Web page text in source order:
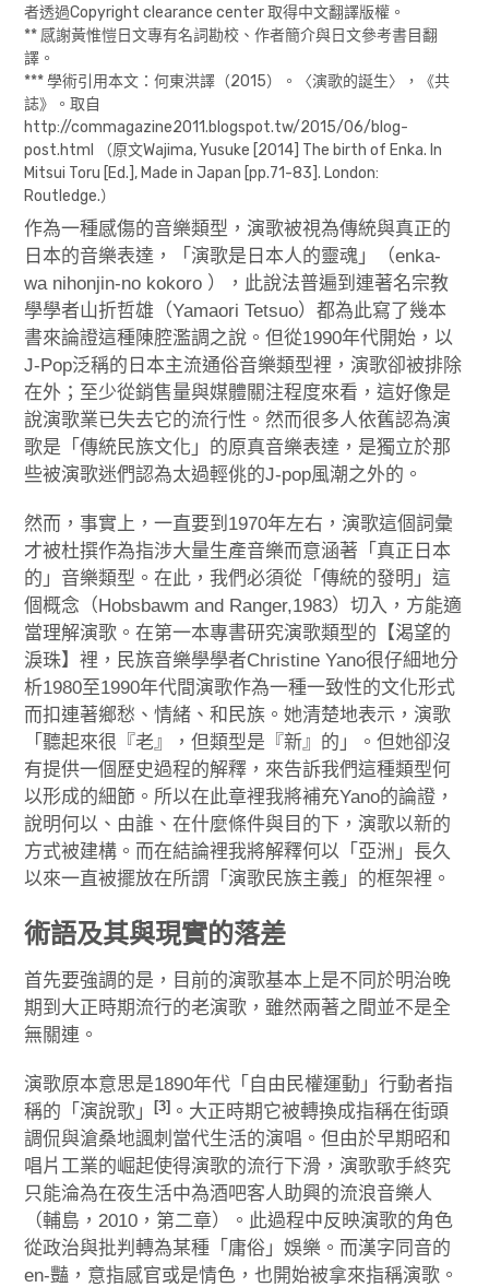
勞動誌
共誌寫手
各期目錄
索取共誌
者透過Copyright clearance center 取得中文翻譯版權。
** 感謝黃惟愷日文專有名詞勘校、作者簡介與日文參考書目翻
譯。
*** 學術引用本文：何東洪譯（2015）。〈演歌的誕生〉，《共
誌》。取自
http://commagazine2011.blogspot.tw/2015/06/blog-
post.html （原文Wajima, Yusuke [2014] The birth of Enka. In
Mitsui Toru [Ed.], Made in Japan [pp.71-83]. London:
Routledge.）
作為一種感傷的音樂類型，演歌被視為傳統與真正的
日本的音樂表達，「演歌是日本人的靈魂」（enka-
wa nihonjin-no kokoro ），此說法普遍到連著名宗教
學學者山折哲雄（Yamaori Tetsuo）都為此寫了幾本
書來論證這種陳腔濫調之說。但從1990年代開始，以
J-Pop泛稱的日本主流通俗音樂類型裡，演歌卻被排除
在外；至少從銷售量與媒體關注程度來看，這好像是
說演歌業已失去它的流行性。然而很多人依舊認為演
歌是「傳統民族文化」的原真音樂表達，是獨立於那
些被演歌迷們認為太過輕佻的J-pop風潮之外的。
然而，事實上，一直要到1970年左右，演歌這個詞彙
才被杜撰作為指涉大量生產音樂而意涵著「真正日本
的」音樂類型。在此，我們必須從「傳統的發明」這
個概念（Hobsbawm and Ranger,1983）切入，方能適
當理解演歌。在第一本專書研究演歌類型的【渴望的
淚珠】裡，民族音樂學學者Christine Yano很仔細地分
析1980至1990年代間演歌作為一種一致性的文化形式
而扣連著鄉愁、情緒、和民族。她清楚地表示，演歌
「聽起來很『老』，但類型是『新』的」。但她卻沒
有提供一個歷史過程的解釋，來告訴我們這種類型何
以形成的細節。所以在此章裡我將補充Yano的論證，
說明何以、由誰、在什麼條件與目的下，演歌以新的
方式被建構。而在結論裡我將解釋何以「亞洲」長久
以來一直被擺放在所謂「演歌民族主義」的框架裡。
術語及其與現實的落差
首先要強調的是，目前的演歌基本上是不同於明治晚
期到大正時期流行的老演歌，雖然兩著之間並不是全
無關連。
演歌原本意思是1890年代「自由民權運動」行動者指
稱的「演說歌」[3] 。大正時期它被轉換成指稱在街頭
調侃與滄桑地諷刺當代生活的演唱。但由於早期昭和
唱片工業的崛起使得演歌的流行下滑，演歌歌手終究
只能淪為在夜生活中為酒吧客人助興的流浪音樂人
（輔島，2010，第二章）。此過程中反映演歌的角色
從政治與批判轉為某種「庸俗」娛樂。而漢字同音的
en-豔，意指感官或是情色，也開始被拿來指稱演歌。